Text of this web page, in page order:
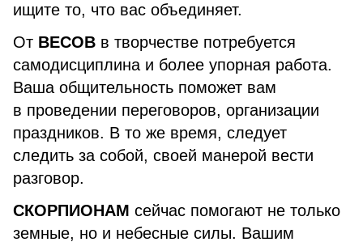
ищите то, что вас объединяет.
От ВЕСОВ в творчестве потребуется
самодисциплина и более упорная работа.
Ваша общительность поможет вам
в проведении переговоров, организации
праздников. В то же время, следует
следить за собой, своей манерой вести
разговор.
СКОРПИОНАМ сейчас помогают не только
земные, но и небесные силы. Вашим